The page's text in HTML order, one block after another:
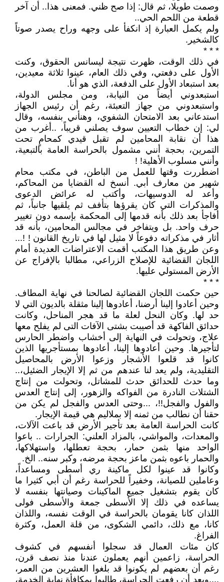
وصمت طويلا، ثم قال: إذا صح ظني. فمعنى هذا.. أن آخر
قطعة من اللحم الحي..
ولم يكمل العبارة إذ انكفأ على وجهه وراح يصدر صوتاً
كالشخير.
* * *
في ذلك الوقت، ظهرت نتيجة ليسانس الحقوق، وكنت
الأول على دفعتي، وفي ذلك العام، عينوا ثلاثة معيدين،
بعد استبعاد الأول على الدفعة، الذي هو أنا.
استبعدوني أيضاً من النيابة، ومن مجلس الدولة،
واستبعدوني من جهاز التعبئة، رغم أن رئيس الجهاز
استدعاني بعد الامتحان الشفوي، وهنأني بنفسه، وقال
لي: إن خطاب التعيين سوف يصلني قريباً، ..أغرب من
هذا أن نقابة المحامين لم تقبل قيدي كمحامٍ تحت
التمرين، بحجة أنني مشمول بالحراسة العامة بالتبعية،
وأنني مسلوب الأهلية! !
اضطررت وقتها للعمل من الباطن، في مكتب محام
شهير من معارف أبي. أنسخ له القضايا من المحاكم،
وأعد له الدوسيهات، وأكتب له عرائض الدعوى
والمذكرات التي كان يقرؤها بتأفف ثم يلقيها جانباً، ثم
أفاجأ بعد ذلك بأنه قدمها إلى المحكمة بإسمه دون تغيير
حرف واحد. بل ويتفاخر في مجالس المحامين، بأنه قد
أثار في مذكراته دفوعاً لا مثيل لها في تاريخ القانون ! !...
وعن طريق هذا المكتب أقمت الاعتراضات العديدة أمام
اللجان القضائية للإصلاح الزراعي، مطالبا بالإفراج عن
الأرض المستولي عليها.
* * *
حين حكمت اللجان القضائية لصالحنا في نهاية المطاف.
وحين أعادوا إلينا أرضنا، أعادوها إلينا مثقلة بالديون التي لا
حد لها. وكان النحل لعلة ما قد هجر المناحل، وكانت
حدائق الفاكهة قد أصيبت بشتى الآفات التى لم يفلح معها
علاج، وتحولت في النهاية إلى أخشاب واضطر الحارس
لتأجيرها. وحين أعادوها إلينا، أعادوها بمستأجريها الذين
كانوا قد قلعوا الأشجار وزعوا الأرض بالمحاصيل
التقليدية، ولم يعد لنا عندهم من ثم إلا الإيجار الضئيل،..
وما حدث للحدائق حدث للمشاتل، وتحولت من إنتاج
الشتلات النادرة من الفواكه والزهور، إلى إنتاج العدس
والفول والفجل!!، ...وحتى العدس والفجل لم يكن من
حقنا أن نطالب من ثمنه إلا بملاليم هي قيمة الإيجار.
كانت الحراسة العامة بعد تأجير الأرض قد باعت الآلات،
والمعدات، والمواشي، بالمزاد العلني: الجرارات .. باعوا
الواحد منها بثمن حمار، بحجة تعطلها، واستهلاكها،
والحمار باعوه بثمن ماعز بحجة مرضه، وكبر سنه.. الخ.
وكانوا قد عينوا لكل ماكينة ري أسطى ومساعداً،
وعاملين للصيانة، وخفيراً للحراسة رغم أن أبي كثيرا ما
كان يقوم بتشغيل جميع الماكينات وصيانتها بنفسه لا
يساعده في ذلك إلا الأسطى جمعة والأسطى فولى
اللذان كانا يقومان بالحراسة في الوقت نفسه، واللذان
كانا، مع ذلك، دائمي الشكوى، من قلة العمل، وكثرة
الفراغ.
كان مئات العمال قد سجلوا أنفسهم في كشوف
الحراسة، زاعمين أنهم يعملون عندنا منذ نصف قرن،
رغم أن بعضهم لم يكونوا قد بلغوا العشرين من العمر،
....وبعد أن رفعت الحراسة، طالبوا بمكافأة نهاية الخدمة،